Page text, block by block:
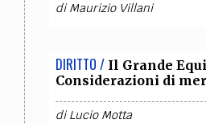
diMaurizio Villani
DIRITTO / Il Grande
Considerazioni di
diLucio Motta